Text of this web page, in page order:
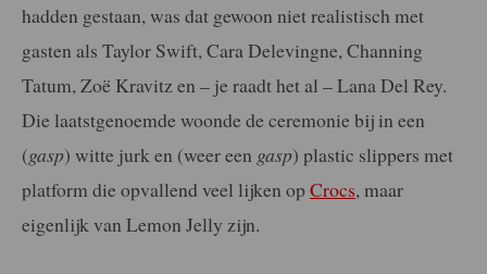
hadden gestaan, was dat gewoon niet realistisch met
gasten als Taylor Swift, Cara Delevingne, Channing
Tatum, Zoë Kravitz en – je raadt het al – Lana Del Rey.
Die laatstgenoemde woonde de ceremonie bij in een
(gasp) witte jurk en (weer een gasp) plastic slippers met
platform die opvallend veel lijken op Crocs, maar
eigenlijk van Lemon Jelly zijn.